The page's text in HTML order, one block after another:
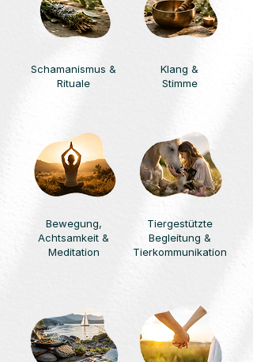
Schamanismus &
Rituale
Bewegung,
Achtsamkeit &
Meditation
Klang &
Stimme
Tiergestützte
Begleitung &
Tierkommunikation